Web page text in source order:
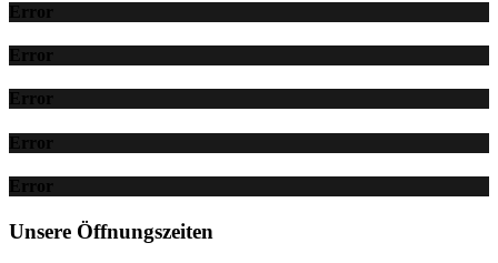
Error
Error
Error
Error
Error
Unsere Öffnungszeiten